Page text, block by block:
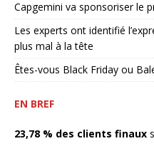
Capgemini va sponsoriser le
Les experts ont identifié
plus mal à la tête
Êtes-vous Black Friday ou
EN BREF
23,78 % des clients finaux